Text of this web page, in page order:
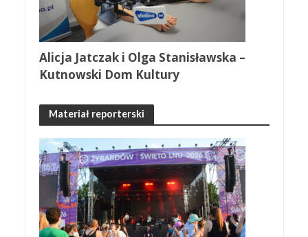
Alicja Jatczak i Olga Stanisławska –
Kutnowski Dom Kultury
Materiał reporterski